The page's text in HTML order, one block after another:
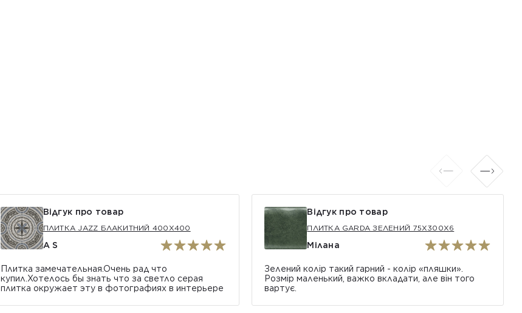
Відгук про товар
ПЛИТКА JAZZ БЛАКИТНИЙ 400Х400
A S
Плитка замечательная.Очень рад что
купил.Хотелось бы знать что за светло серая
плитка окружает эту в фотографиях в интерьере
Відгук про товар
ПЛИТКА GARDA ЗЕЛЕНИЙ 75X300X6
Мілана
Зелений колір такий гарний - колір «пляшки».
Розмір маленький, важко вкладати, але він того
вартує.